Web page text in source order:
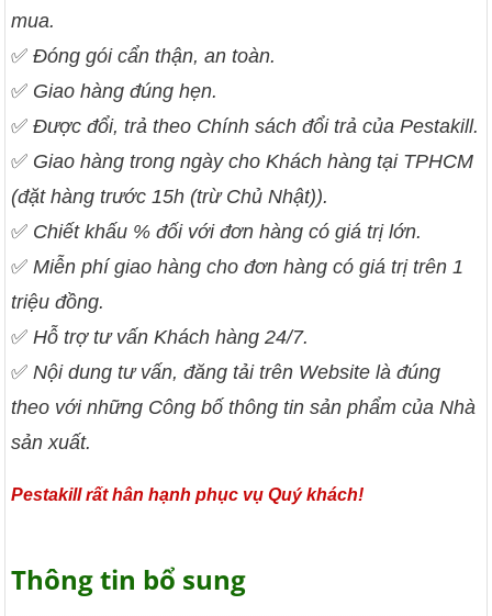
mua.
✅Đóng gói cẩn thận, an toàn.
✅ Giao hàng đúng hẹn.
✅Được đổi, trả theo Chính sách đổi trả của Pestakill.
✅ Giao hàng trong ngày cho Khách hàng tại TPHCM
(đặt hàng trước 15h (trừ Chủ Nhật)).
✅ Chiết khấu % đối với đơn hàng có giá trị lớn.
✅Miễn phí giao hàng cho đơn hàng có giá trị trên 1
triệu đồng.
✅Hỗ trợ tư vấn Khách hàng 24/7.
✅ Nội dung tư vấn, đăng tải trên Website là đúng
theo với những Công bố thông tin sản phẩm của Nhà
sản xuất.
Pestakill rất hân hạnh phục vụ Quý khách!
Thông tin bổ sung